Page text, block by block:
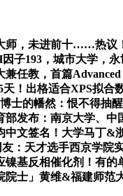
未进前十……热议！
子193，城市大学，
任教，首篇
天！出格适合XPS拟
士的幡然：恨不得抽
发布：南京大学、
中文签名！大学马丁
：天才选手西京学
基反相催化剂！有
士」黄维&福建师范